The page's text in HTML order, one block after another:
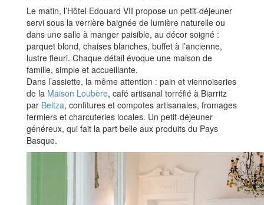
Le matin, l’Hôtel Edouard VII propose un petit-déjeuner
servi sous la verrière baignée de lumière naturelle ou
dans une salle à manger paisible, au décor soigné :
parquet blond, chaises blanches, buffet à l’ancienne,
lustre fleuri. Chaque détail évoque une maison de
famille, simple et accueillante.
Dans l’assiette, la même attention : pain et viennoiseries
de la Maison Loubère, café artisanal torréfié à Biarritz
par Beltza, confitures et compotes artisanales, fromages
fermiers et charcuteries locales. Un petit-déjeuner
généreux, qui fait la part belle aux produits du Pays
Basque.